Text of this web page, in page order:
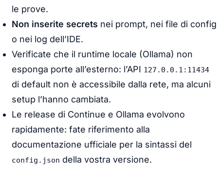
le prove.
Non inserite secrets nei prompt, nei file di config
o nei log dell’IDE.
Verificate che il runtime locale (Ollama) non
esponga porte all’esterno: l’API 127.0.0.1:11434
di default non è accessibile dalla rete, ma alcuni
setup l’hanno cambiata.
Le release di Continue e Ollama evolvono
rapidamente: fate riferimento alla
documentazione ufficiale per la sintassi del
config.json della vostra versione.